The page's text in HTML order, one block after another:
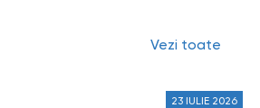
Vezi toate
23 IULIE 2026